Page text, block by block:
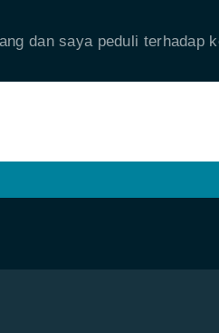
dan saya peduli terhadap